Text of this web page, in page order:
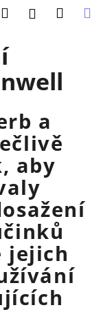
Keresés Kosár
a
aby
jejich